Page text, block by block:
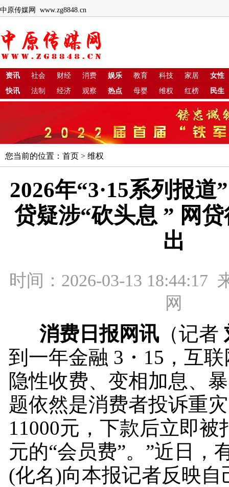
中原传媒网 www.zg8848.cn
资讯 社会 财经 消费 娱乐 教育 科技 家居
女性
快讯
法制 经济 观察 热点 母婴 维权 红榜 民生
您当前的位置： 首页 > 维权
2026年“3·15系列报道
贷疑涉“砍头息 ” 网
出
时间：2026-03-13 18:44:17
网
消费日报网讯 （记者
到一年金融 3・15，互
隐性收费、变相加息、
题依然是消费者投诉重
11000元，下款后立即被
元的“会员费”。”近日，
(化名)向本报记者反映自